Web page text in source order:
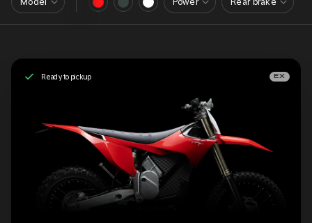
Model Power Rear brake
Ready to pickup EX